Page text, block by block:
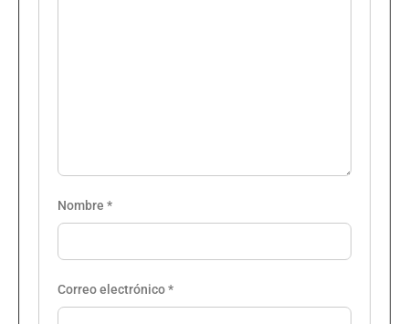
Nombre *
Correo electrónico*